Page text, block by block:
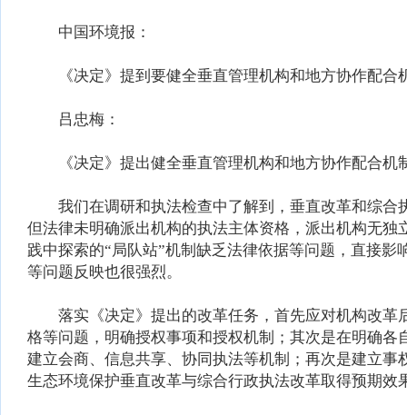
中国环境报：
《决定》提到要健全垂直管理机构和地方协作配合
吕忠梅：
《决定》提出健全垂直管理机构和地方协作配合机
我们在调研和执法检查中了解到，垂直改革和综合
但法律未明确派出机构的执法主体资格，派出机构无
践中探索的“局队站”机制缺乏法律依据等问题，直接
等问题反映也很强烈。
落实《决定》提出的改革任务，首先应对机构改革
格等问题，明确授权事项和授权机制；其次是在明确
建立会商、信息共享、协同执法等机制；再次是建立
生态环境保护垂直改革与综合行政执法改革取得预期效